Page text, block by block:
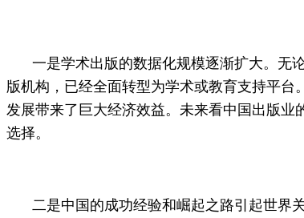
一是学术出版的数据化规模逐渐扩大。无
版机构，已经全面转型为学术或教育支持平
发展带来了巨大经济效益。未来看中国出版业
选择。
二是中国的成功经验和崛起之路引起世界